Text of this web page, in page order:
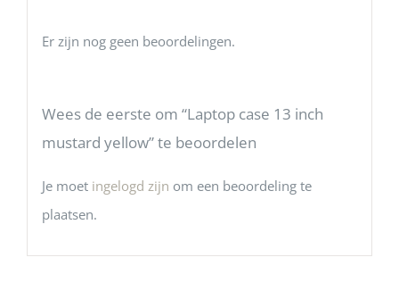
Er zijn nog geen beoordelingen.
Wees de eerste om “Laptop case 13 inch
mustard yellow” te beoordelen
Je moet ingelogd zijn om een beoordeling te
plaatsen.